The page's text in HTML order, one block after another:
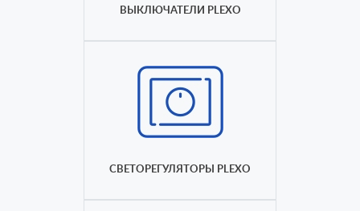
ВЫКЛЮЧАТЕЛИ PLEXO
СВЕТОРЕГУЛЯТОРЫ PLEXO